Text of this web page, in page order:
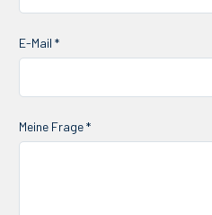
E-Mail *
Meine Frage *